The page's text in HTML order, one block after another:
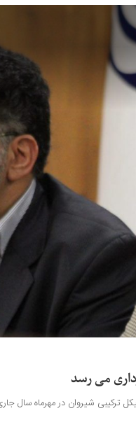
می رسد